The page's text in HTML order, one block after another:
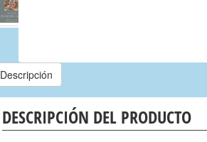
Descripción
DESCRIPCIÓN DEL PRODUCTO